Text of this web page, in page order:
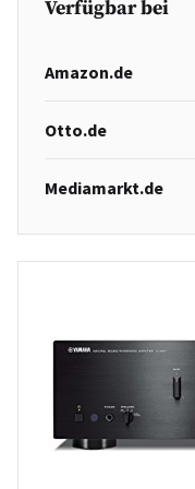
Verfügbar bei
Amazon.de
Otto.de
Mediamarkt.de